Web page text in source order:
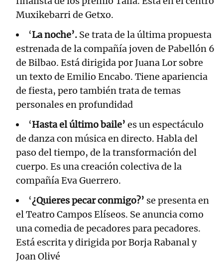
Muxikebarri de Getxo.
‘La noche’. Se trata de la última propuesta
estrenada de la compañía joven de Pabellón 6
de Bilbao. Está dirigida por Juana Lor sobre
un texto de Emilio Encabo. Tiene apariencia
de fiesta, pero también trata de temas
personales en profundidad
‘Hasta el último baile’ es un espectáculo
de danza con música en directo. Habla del
paso del tiempo, de la transformación del
cuerpo. Es una creación colectiva de la
compañía Eva Guerrero.
‘¿Quieres pecar conmigo?’ se presenta en
el Teatro Campos Elíseos. Se anuncia como
una comedia de pecadores para pecadores.
Está escrita y dirigida por Borja Rabanal y
Joan Olivé